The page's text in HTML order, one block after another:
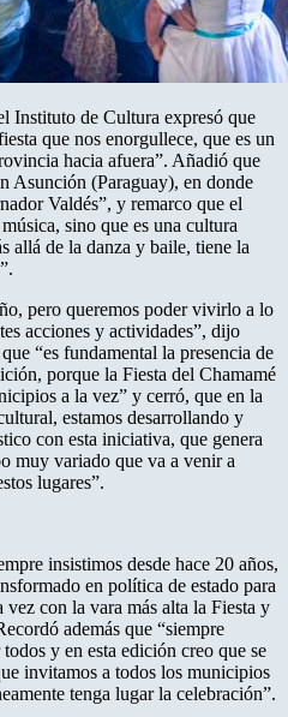
Instituto de Cultura expresó que
que nos enorgullece, que es un
hacia afuera”. Añadió que
Asunción (Paraguay), en donde
Valdés”, y remarco que el
sino que es una cultura
allá de la danza y baile, tiene la
pero queremos poder vivirlo a lo
acciones y actividades”, dijo
“es fundamental la presencia de
porque la Fiesta del Chamamé
a la vez” y cerró, que en la
estamos desarrollando y
con esta iniciativa, que genera
muy variado que va a venir a
lugares”.
insistimos desde hace 20 años,
en política de estado para
vez con la vara más alta la Fiesta y
además que “siempre
y en esta edición creo que se
invitamos a todos los municipios
tenga lugar la celebración”.